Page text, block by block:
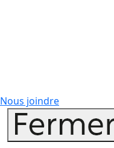
Nous joindre